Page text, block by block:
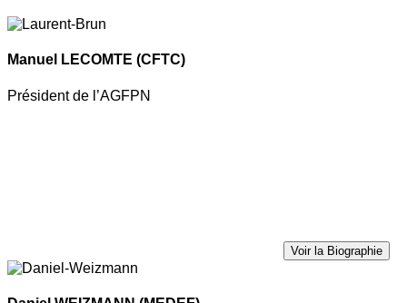
Manuel LECOMTE (CFTC)
Président de l’AGFPN
Voir la Biographie